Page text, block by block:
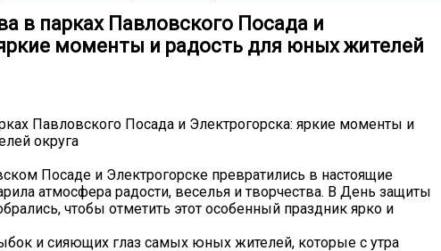
в парках Павловского Посада и
моменты и радость для юных жителей
Павловского Посада и Электрогорска: яркие моменты и
округа
Посаде и Электрогорске превратились в настоящие
атмосфера радости, веселья и творчества. В День защиты
чтобы отметить этот особенный праздник ярко и
и сияющих глаз самых юных жителей, которые с утра